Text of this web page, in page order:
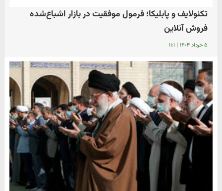
تکنولایف و پابلیکا؛ فرمول موفقیت در بازار اشباع‌شده
فروش آنلاین
۵ خرداد ۱۴۰۴ | ۱۱:۱